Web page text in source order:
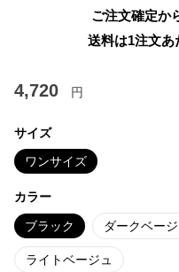
ご注文確定か
送料は1注文あ
4,720 円
サイズ
ワンサイズ
カラー
ブラック ダークベージ
ライトベージュ